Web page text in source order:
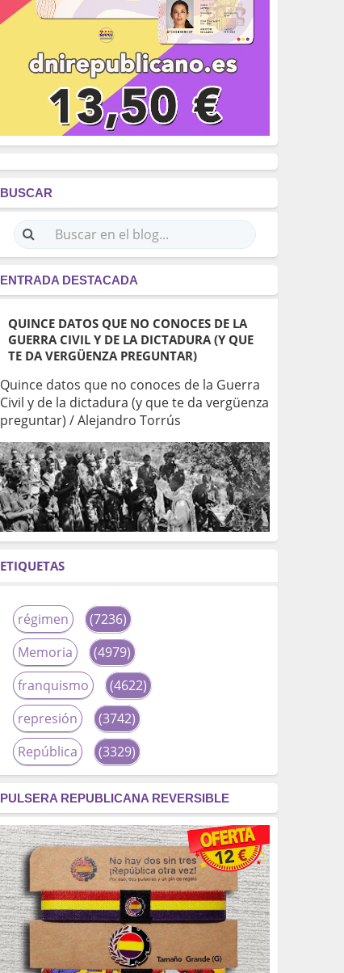
BUSCAR
ENTRADA DESTACADA
QUINCE DATOS QUE NO CONOCES DE LA
GUERRA CIVIL Y DE LA DICTADURA (Y QUE
TE DA VERGÜENZA PREGUNTAR)
Quince datos que no conoces de la Guerra
Civil y de la dictadura (y que te da vergüenza
preguntar) / Alejandro Torrús
ETIQUETAS
régimen
(7236)
Memoria
(4979)
franquismo
(4622)
represión
(3742)
República
(3329)
fascismo
(2677)
tardofranquismo
(2320)
Actualidad
(2319)
monarquía
(2253)
borbones
(2176)
PULSERA REPUBLICANA REVERSIBLE